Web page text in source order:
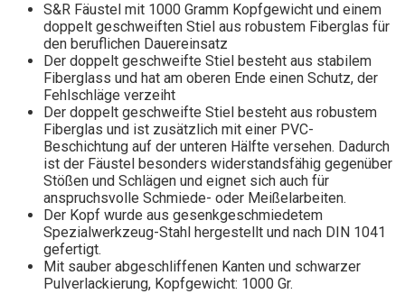
S&R Fäustel mit 1000 Gramm Kopfgewicht und einem
doppelt geschweiften Stiel aus robustem Fiberglas für
den beruflichen Dauereinsatz
Der doppelt geschweifte Stiel besteht aus stabilem
Fiberglass und hat am oberen Ende einen Schutz, der
Fehlschläge verzeiht
Der doppelt geschweifte Stiel besteht aus robustem
Fiberglas und ist zusätzlich mit einer PVC-
Beschichtung auf der unteren Hälfte versehen. Dadurch
ist der Fäustel besonders widerstandsfähig gegenüber
Stößen und Schlägen und eignet sich auch für
anspruchsvolle Schmiede- oder Meißelarbeiten.
Der Kopf wurde aus gesenkgeschmiedetem
Spezialwerkzeug-Stahl hergestellt und nach DIN 1041
gefertigt.
Mit sauber abgeschliffenen Kanten und schwarzer
Pulverlackierung, Kopfgewicht: 1000 Gr.